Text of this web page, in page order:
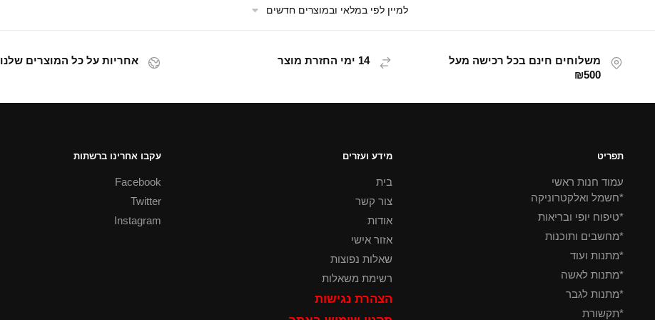
משלוחים חינם בכל רכישה מעל
₪500
14 ימי החזרת מוצר אחריות על כל המוצרים שלנו
תפריט
עמוד חנות ראשי
*חשמל ואלקטרוניקה
*טיפוח יופי ובריאות
*מחשבים ותוכנות
*מתנות ועוד
*מתנות לאשה
*מתנות לגבר
*תקשורת
מידע ועזרים
בית
צור קשר
אודות
אזור אישי
שאלות נפוצות
רשימת משאלות
הצהרת נגישות
עקבו אחרינו ברשתות
Facebook
Twitter
Instagram